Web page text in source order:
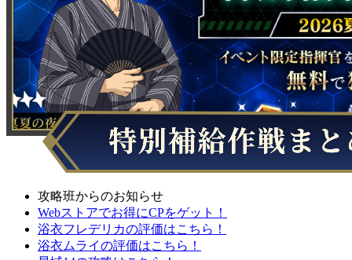
攻略班からのお知らせ
Webストアでお得にCPをゲット！
浴衣フレデリカの評価はこちら！
浴衣ムライの評価はこちら！